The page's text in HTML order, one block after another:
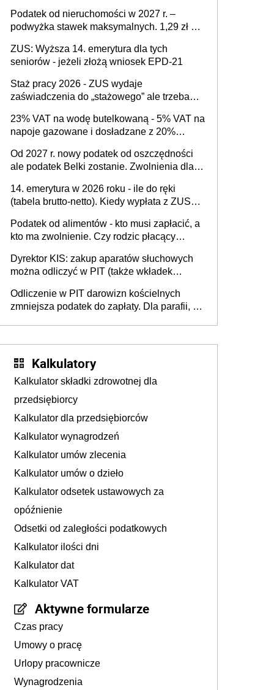
Podatek od nieruchomości w 2027 r. –
podwyżka stawek maksymalnych. 1,29 zł za
budynków i lokali związanych z
prowadzeniem działalności gospodarczej
ZUS: Wyższa 14. emerytura dla tych
seniorów - jeżeli złożą wniosek EPD-21
Staż pracy 2026 - ZUS wydaje
zaświadczenia do „stażowego” ale trzeba
sprzed 1999 roku). Jak odebrać
zaświadczenie z ZUS?
23% VAT na wodę butelkowaną - 5% VAT na
napoje gazowane i dosładzane z 20%
podatkowy dyskryminuje wodę a nie
niezdrowe napoje?
Od 2027 r. nowy podatek od oszczędności
ale podatek Belki zostanie. Zwolnienia dla
tys. zł - w zależności od rodzaju aktywów
(lokaty, obligacje, czy akcje, fundusze
inwestycyjne)
14. emerytura w 2026 roku - ile do ręki
(tabela brutto-netto). Kiedy wypłata z ZUS?
rencie rodzinnej?
Podatek od alimentów - kto musi zapłacić, a
kto ma zwolnienie. Czy rodzic płacący
Dyrektor KIS: zakup aparatów słuchowych
można odliczyć w PIT (także wkładek
orzeczona niepełnosprawność
Odliczenie w PIT darowizn kościelnych
zmniejsza podatek do zapłaty. Dla parafii, na
Kalkulatory
Kalkulator składki zdrowotnej dla
przedsiębiorcy
Kalkulator dla przedsiębiorców
Kalkulator wynagrodzeń
Kalkulator umów zlecenia
Kalkulator umów o dzieło
Kalkulator odsetek ustawowych za
opóźnienie
Odsetki od zaległości podatkowych
Kalkulator ilości dni
Kalkulator dat
Kalkulator VAT
Aktywne formularze
Czas pracy
Umowy o pracę
Urlopy pracownicze
Wynagrodzenia